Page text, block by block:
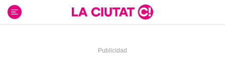
contenido